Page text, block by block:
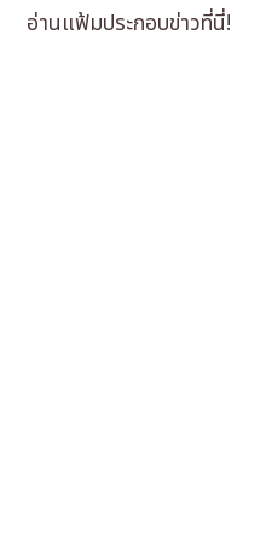
อ่านแฟ้มประกอบข่าวที่นี่!